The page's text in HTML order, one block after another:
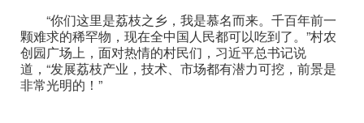
“你们这里是荔枝之乡，我是慕名而来。千百年前一
颗难求的稀罕物，现在全中国人民都可以吃到了。”村农
创园广场上，面对热情的村民们，习近平总书记说
道，“发展荔枝产业，技术、市场都有潜力可挖，前景是
非常光明的！”